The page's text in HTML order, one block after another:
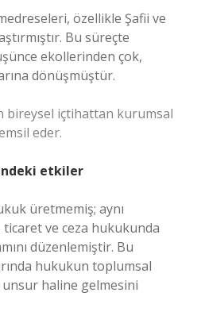
özellikle Şafii ve
Bu süreçte
ekollerinden çok,
dönüşmüştür.
bireysel içtihattan kurumsal
eder.
etkiler
üretmemiş; aynı
ve ceza hukukunda
düzenlemiştir. Bu
hukukun toplumsal
haline gelmesini